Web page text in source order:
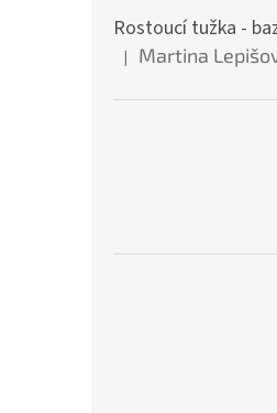
Rostoucí tužka -
Hodnocení produktu je 5
| Martina